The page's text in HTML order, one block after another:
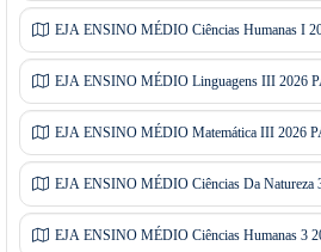
EJA ENSINO MÉDIO Ciências Humanas I
EJA ENSINO MÉDIO Linguagens III 2026
EJA ENSINO MÉDIO Matemática III 2026
EJA ENSINO MÉDIO Ciências Da Natureza
EJA ENSINO MÉDIO Ciências Humanas 3